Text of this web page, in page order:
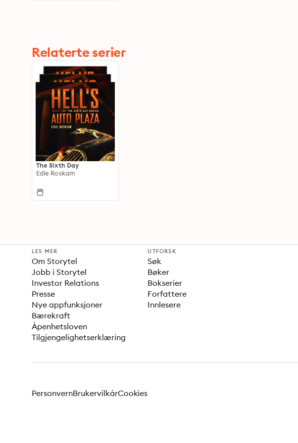
Relaterte serier
The Sixth Day
Edie Roskam
LES MER
Om Storytel
Jobb i Storytel
Investor Relations
Presse
Nye appfunksjoner
Bærekraft
Åpenhetsloven
Tilgjengelighetserklæring
UTFORSK
Søk
Bøker
Bokserier
Forfattere
Innlesere
PersonvernBrukervilkårCookies